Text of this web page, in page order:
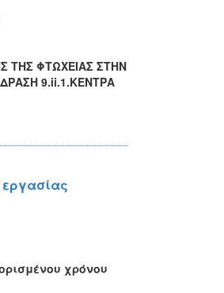
ΤΗΣ ΦΤΩΧΕΙΑΣ ΣΤΗΝ
9.ii.1.ΚΕΝΤΡΑ
χρόνου